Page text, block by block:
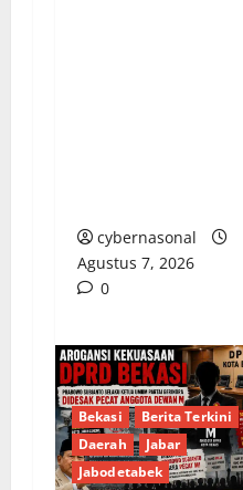
cybernasonal
Agustus 7, 2026
0
Bekasi
Berita Terkini
Daerah
Jabar
Jabodetabek